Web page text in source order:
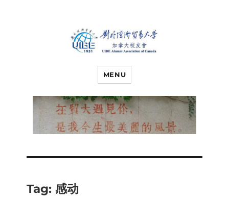
对外经济贸易
大学加拿大校
友会
MENU
Tag: 感动